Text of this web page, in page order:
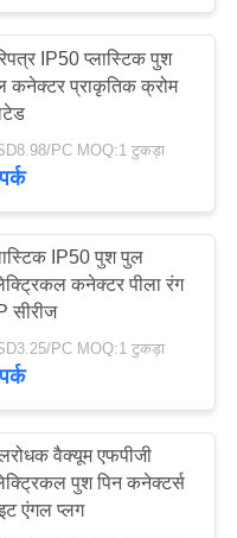
55
26
IP50 प्लास्टिक पुश
कनेक्टर प्राकृतिक क्रोम
PC MOQ:1 टुकड़ा
IP50 पुश पुल
कनेक्टर पीला रंग
सीरीज
PC MOQ:1 टुकड़ा
वैक्यूम एफपीजी
पुश पिन कनेक्टर्स
एंगल प्लग